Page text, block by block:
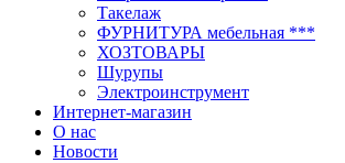
Такелаж
ФУРНИТУРА мебельная ***
ХОЗТОВАРЫ
Шурупы
Электроинструмент
Интернет-магазин
О нас
Новости